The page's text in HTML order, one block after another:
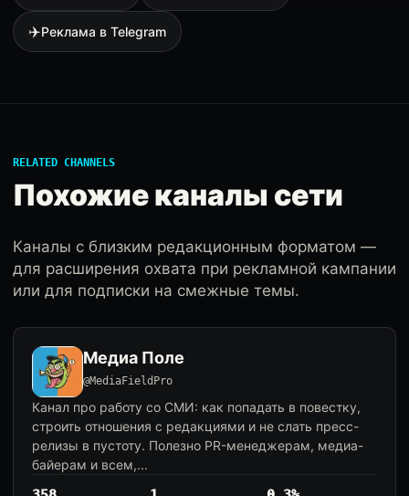
✈️Реклама в Telegram
RELATED CHANNELS
Похожие каналы сети
Каналы с близким редакционным форматом —
для расширения охвата при рекламной кампании
или для подписки на смежные темы.
Медиа Поле
@MediaFieldPro
Канал про работу со СМИ: как попадать в повестку,
строить отношения с редакциями и не слать пресс-
релизы в пустоту. Полезно PR-менеджерам, медиа-
байерам и всем,...